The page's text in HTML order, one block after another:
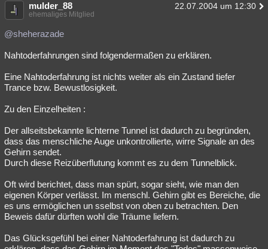
mulder_88 22.07.2004 um 12:30
ehemaliges Mitglied
@sheherazade
Nahtoderfahrungen sind folgendermaßen zu erklären.
Eine Nahtoderfahrung ist nichts weiter als ein Zustand tiefer
Trance bzw. Bewustlosigkeit.
Zu den Einzelheiten :
Der allseitsbekannte lichterne Tunnel ist dadurch zu begründen,
dass das menschliche Auge unkontrollierte, wirre Signale an des
Gehirn sendet.
Durch diese Reizüberflutung kommt es zu dem Tunnelblick.
Oft wird berichtet, dass man spürt, sogar sieht, wie man den
eigenen Körper verlässt. Im menschl. Gehirn gibt es Bereiche, die
es uns ermöglichen un sselbst von oben zu betrachten. Den
Beweis dafür dürften wohl die Träume liefern.
Das Glücksgefühl bei einer Nahtoderfahrung ist dadurch zu